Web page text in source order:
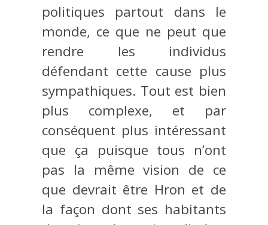
politiques partout dans le
monde, ce que ne peut que
rendre les individus
défendant cette cause plus
sympathiques. Tout est bien
plus complexe, et par
conséquent plus intéressant
que ça puisque tous n’ont
pas la même vision de ce
que devrait être Hron et de
la façon dont ses habitants